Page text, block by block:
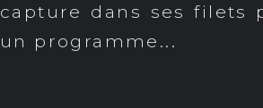
capture dans ses filets
un programme...